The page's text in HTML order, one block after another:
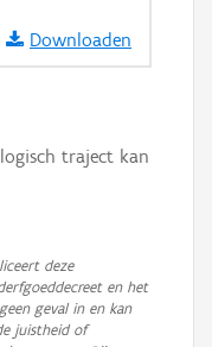
Downloaden
traject kan
deze
en het
geval in en kan
juistheid of